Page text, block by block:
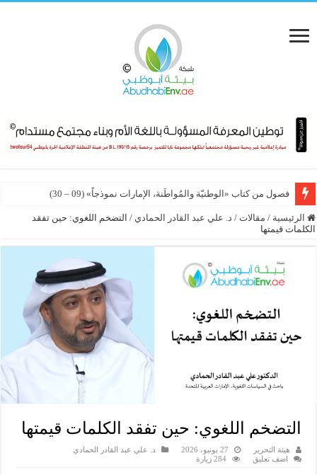
فصول من كتاب «الوطنيّة والمُواطَنة، الإمارات نموذجاً» (09 – 30)
الذكاء الاصطناعي يكتب جينومًا كاملًا لأول مرة
الرئيسية / مقالات / د. علي عبد القادر الحمادي / التضخم اللغوي: حين تفقد
الكلمات قيمتها
التضخم اللغوي: حين تفقد الكلمات قيمتها
هيئة التحرير 27 يونيو، 2026
د. علي عبد القادر الحمادي
اضف تعليق
284 زيارة